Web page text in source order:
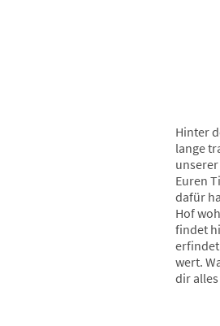
Hinter
lange
Euren
dafür
Hof
findet
erfindet
wert.
dir